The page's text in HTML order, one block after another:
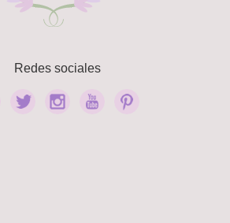
Redes sociales